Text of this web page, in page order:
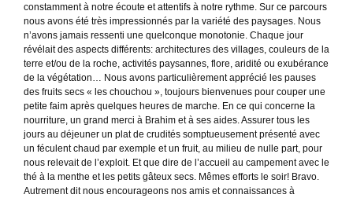
constamment à notre écoute et attentifs à notre rythme. Sur ce parcours
nous avons été très impressionnés par la variété des paysages. Nous
n’avons jamais ressenti une quelconque monotonie. Chaque jour
révélait des aspects différents: architectures des villages, couleurs de la
terre et/ou de la roche, activités paysannes, flore, aridité ou exubérance
de la végétation… Nous avons particulièrement apprécié les pauses
des fruits secs « les chouchou », toujours bienvenues pour couper une
petite faim après quelques heures de marche. En ce qui concerne la
nourriture, un grand merci à Brahim et à ses aides. Assurer tous les
jours au déjeuner un plat de crudités somptueusement présenté avec
un féculent chaud par exemple et un fruit, au milieu de nulle part, pour
nous relevait de l’exploit. Et que dire de l’accueil au campement avec le
thé à la menthe et les petits gâteux secs. Mêmes efforts le soir! Bravo.
Autrement dit nous encourageons nos amis et connaissances à